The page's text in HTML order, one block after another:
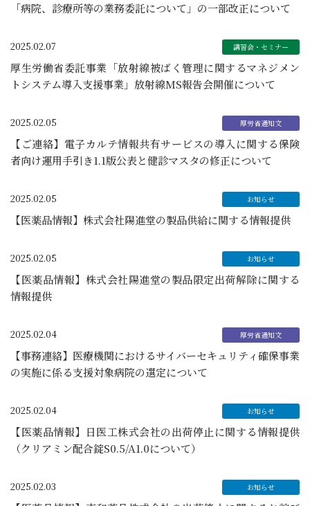
「病院、診療所等の業務委託について」の一部改正について
2025.02.07
厚生労働省委託事業「放射線被ばく管理に関するマネジメン
トシステム導入支援事業」放射線MS報告会開催について
2025.02.05
【ご連絡】電子カルテ情報共有サービスの導入に関する保険
者向け運用手引き1.1版公表と健診マスタの修正について
2025.02.05
【医薬品情報】株式会社陽進堂の製品供給に関する情報提供
2025.02.05
【医薬品情報】株式会社陽進堂の製品限定出荷解除に関する
情報提供
2025.02.04
【事務連絡】医療機関におけるサイバーセキュリティ確保事業
の実施に係る支援対象病院の選定について
2025.02.04
【医薬品情報】日医工株式会社の出荷停止に関する情報提供
（クリアミン配合錠S0.5/A1.0について）
2025.02.03